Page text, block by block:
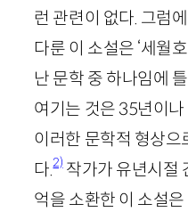
런 관련이 없다. 그럼
다룬 이 소설은 ‘세월
난 문학 중 하나임에
여기는 것은 35년이
이러한 문학적 형상으
다.2)작가가 유년시절
억을 소환한 이 소설